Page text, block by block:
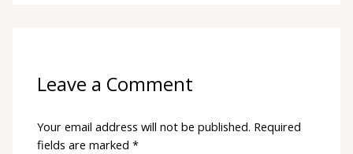
Leave a Comment
Your email address will not be published. Required
fields are marked*